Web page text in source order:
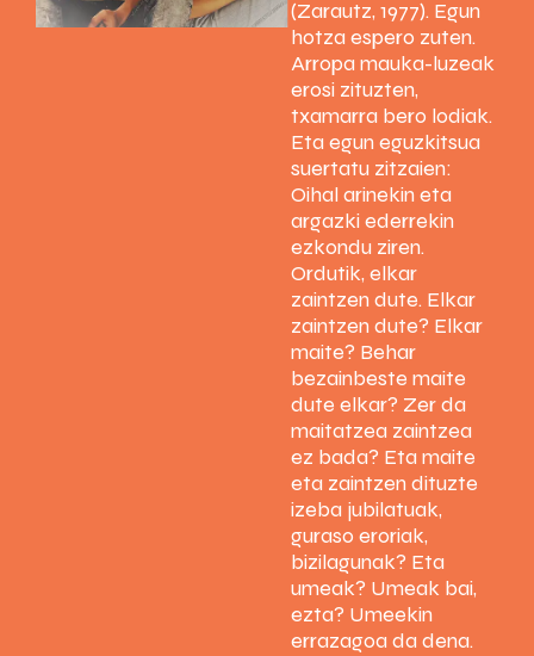
(Zarautz, 1977). Egun
hotza espero zuten.
Arropa mauka-luzeak
erosi zituzten,
txamarra bero lodiak.
Eta egun eguzkitsua
suertatu zitzaien:
Oihal arinekin eta
argazki ederrekin
ezkondu ziren.
Ordutik, elkar
zaintzen dute. Elkar
zaintzen dute? Elkar
maite? Behar
bezainbeste maite
dute elkar? Zer da
maitatzea zaintzea
ez bada? Eta maite
eta zaintzen dituzte
izeba jubilatuak,
guraso eroriak,
bizilagunak? Eta
umeak? Umeak bai,
ezta? Umeekin
errazagoa da dena.